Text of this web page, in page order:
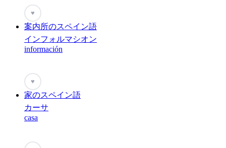
♥
案内所のスペイン語
インフォルマシオン
información
♥
家のスペイン語
カーサ
casa